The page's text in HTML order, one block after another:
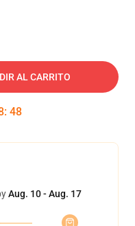
AL CARRITO
: 48
Aug. 10 - Aug. 17